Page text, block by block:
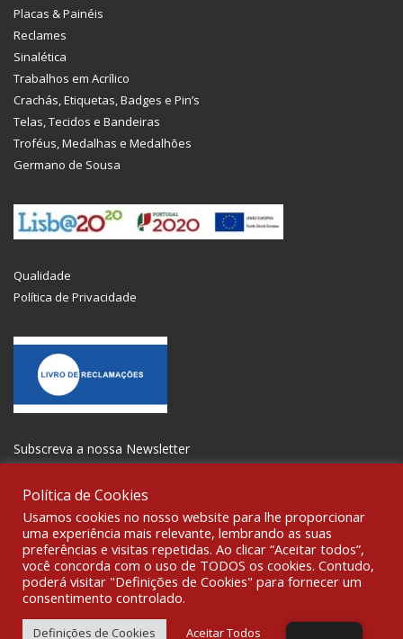
Placas & Painéis
Reclames
Sinalética
Trabalhos em Acrílico
Crachás, Etiquetas, Badges e Pin’s
Telas, Tecidos e Bandeiras
Troféus, Medalhas e Medalhões
Germano de Sousa
Qualidade
Política de Privacidade
Subscreva a nossa Newsletter
SOCIALIZE
© 2021 All rights reserved Gravoplot-Gravação,Impressão e
Sinalética Lda. WebDesign:
Fibra Design.
Política de Cookies
Usamos cookies no nosso website para lhe proporcionar
uma experiência mais relevante, lembrando as suas
preferências e visitas repetidas. Ao clicar “Aceitar todos”,
você concorda com o uso de TODOS os cookies. Contudo,
poderá visitar "Definições de Cookies" para fornecer um
consentimento controlado.
Definições de Cookies Aceitar Todos